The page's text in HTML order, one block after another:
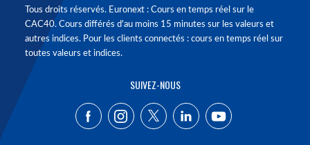
Tous droits réservés. Euronext : Cours en temps réel sur le
CAC40. Cours différés d'au moins 15 minutes sur les valeurs et
autres indices. Pour les clients connectés : cours en temps réel sur
toutes valeurs et indices.
SUIVEZ-NOUS